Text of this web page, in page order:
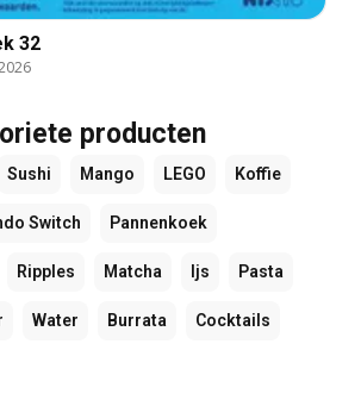
32
producten
Sushi Mango LEGO Koffie
Switch Pannenkoek
Ripples Matcha Ijs Pasta
Water Burrata Cocktails